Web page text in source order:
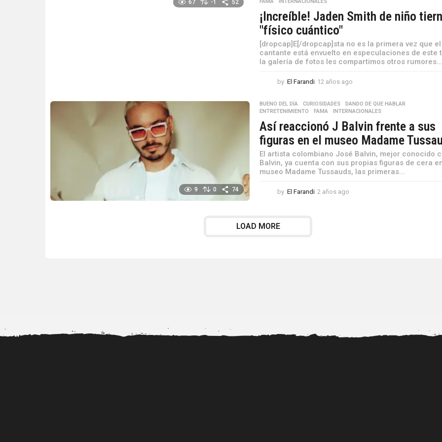
g
67 -1 52
¡Increíble! Jaden Smith de niño
"físico cuántico"
[dropcap]E[/dropcap]sta no es la primera vez que el
cantante está envuelto en especulaciones de este
la galería de fotos les compartimos otros rumores...
by El Farandi 12 años ago
a
ñ
s
a
o
9 0 74
BUENO DEL DÍA ,CURIOSIDADES ,DANDO DE QUE HABLAR
ENTRETENIMIENTO
,FAMA ,INTERNACIONALES
Así reaccionó J Balvin frente a sus
figuras en el museo Madame
El artista colombiano José Balvin, mejor conocido
Balvin, ya cuenta con sus propias figuras de cera
museo Madame Tussauds, las primeras...
by El Farandi 2 años ago
LOAD MORE